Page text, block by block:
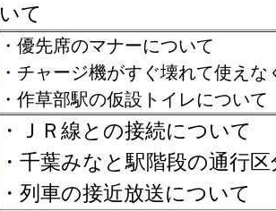
いて
・優先席のマナーについて
・チャージ機がすぐ壊れて使えな
・作草部駅の仮設トイレについて
・ＪＲ線との接続について
・千葉みなと駅階段の通行
・列車の接近放送について